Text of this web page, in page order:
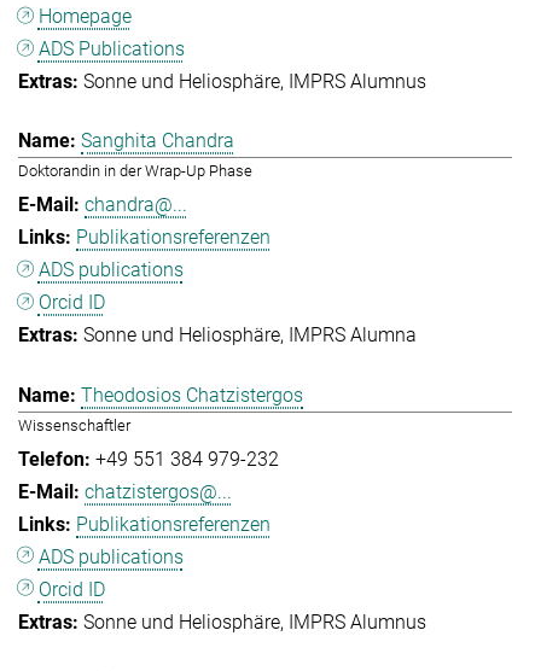
Homepage
ADS Publications
Sonne und Heliosphäre IMPRS Alumnus
Sanghita Chandra
Doktorandin in der Wrap-Up Phase
chandra@...
Publikationsreferenzen
ADS publications
Orcid ID
Sonne und Heliosphäre
IMPRS Alumna
Theodosios Chatzistergos
Wissenschaftler
+49 551 384 979-232
chatzistergos@...
Publikationsreferenzen
ADS publications
Orcid ID
Sonne und Heliosphäre IMPRS Alumnus